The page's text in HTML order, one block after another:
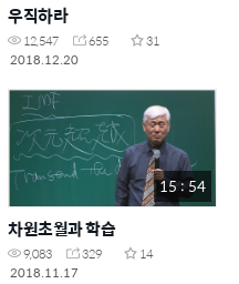
우직하라
12,547 655
31
2018.12.20
15 : 54
차원초월과 학습
9,083 329
14
2018.11.17